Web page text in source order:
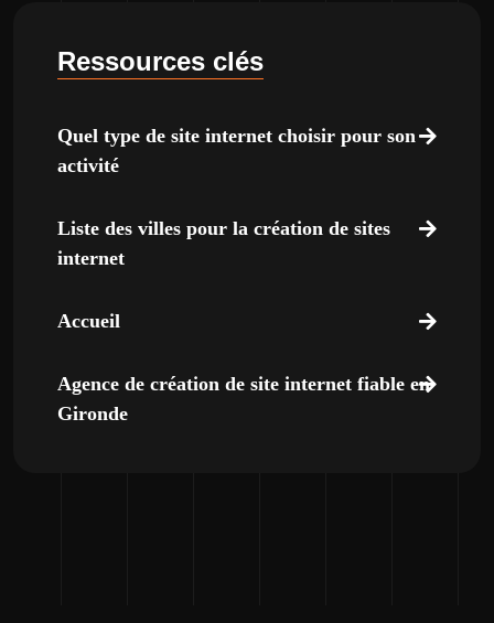
Ressources clés
Quel type de site internet choisir pour son
activité
Liste des villes pour la création de sites
internet
Accueil
Agence de création de site internet fiable en
Gironde